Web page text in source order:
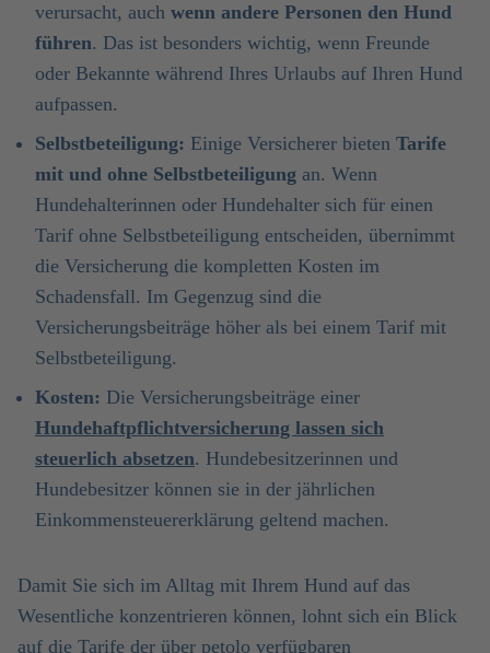
verursacht, auch wenn andere Personen den Hund
führen. Das ist besonders wichtig, wenn Freunde
oder Bekannte während Ihres Urlaubs auf Ihren Hund
aufpassen.
Selbstbeteiligung: Einige Versicherer bieten Tarife
mit und ohne Selbstbeteiligung an. Wenn
Hundehalterinnen oder Hundehalter sich für einen
Tarif ohne Selbstbeteiligung entscheiden, übernimmt
die Versicherung die kompletten Kosten im
Schadensfall. Im Gegenzug sind die
Versicherungsbeiträge höher als bei einem Tarif mit
Selbstbeteiligung.
Kosten: Die Versicherungsbeiträge einer
Hundehaftpflichtversicherung lassen sich
steuerlich absetzen. Hundebesitzerinnen und
Hundebesitzer können sie in der jährlichen
Einkommensteuererklärung geltend machen.
Damit Sie sich im Alltag mit Ihrem Hund auf das
Wesentliche konzentrieren können, lohnt sich ein Blick
auf die Tarife der über petolo verfügbaren